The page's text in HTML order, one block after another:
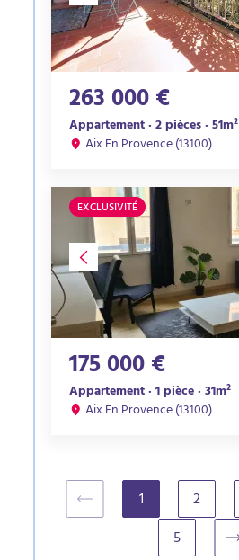
263 000 €
Appartement · 2 pièces · 51m²
Aix En Provence (13100)
EXCLUSIVITÉ
175 000 €
Appartement · 1 pièce · 31m²
Aix En Provence (13100)
1(current)2
5